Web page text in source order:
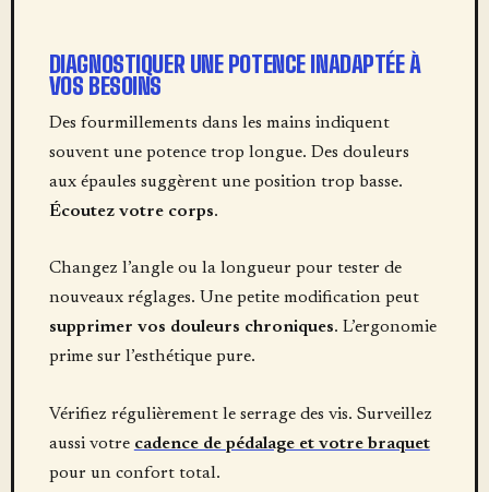
DIAGNOSTIQUER UNE POTENCE INADAPTÉE À
VOS BESOINS
Des fourmillements dans les mains indiquent
souvent une potence trop longue. Des douleurs
aux épaules suggèrent une position trop basse.
Écoutez votre corps.
Changez l’angle ou la longueur pour tester de
nouveaux réglages. Une petite modification peut
supprimer vos douleurs chroniques. L’ergonomie
prime sur l’esthétique pure.
Vérifiez régulièrement le serrage des vis. Surveillez
aussi votre cadence de pédalage et votre braquet
pour un confort total.